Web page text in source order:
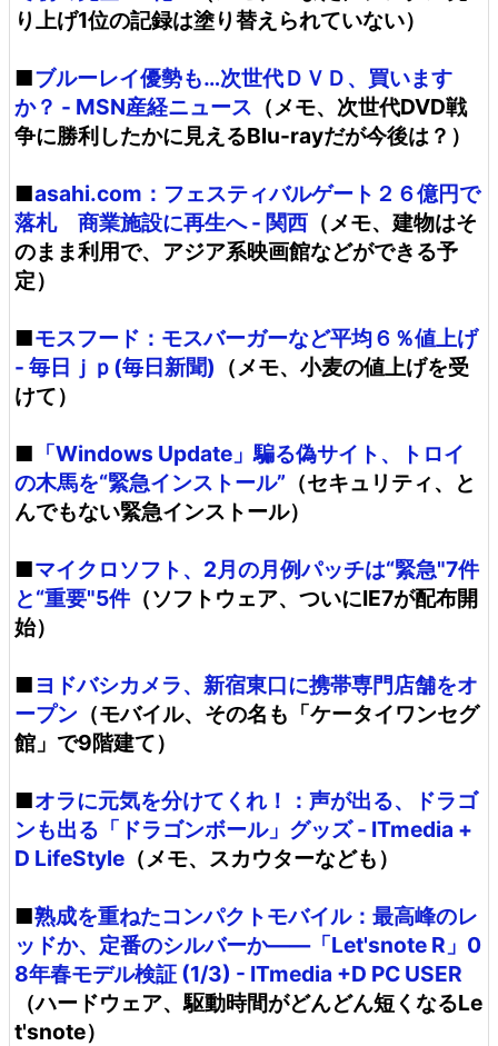
り上げ1位の記録は塗り替えられていない）
■ブルーレイ優勢も…次世代ＤＶＤ、買います
か？ - MSN産経ニュース （メモ、次世代DVD戦
争に勝利したかに見えるBlu-rayだが今後は？）
■asahi.com：フェスティバルゲート２６億円で
落札 商業施設に再生へ - 関西 （メモ、建物はそ
のまま利用で、アジア系映画館などができる予
定）
■モスフード：モスバーガーなど平均６％値上げ
- 毎日ｊｐ(毎日新聞) （メモ、小麦の値上げを受
けて）
■ 「Windows Update」騙る偽サイト、トロイ
の木馬を“緊急インストール” （セキュリティ、と
んでもない緊急インストール）
■マイクロソフト、2月の月例パッチは“緊急"7件
と“重要"5件（ソフトウェア、ついにIE7が配布開
始）
■ヨドバシカメラ、新宿東口に携帯専門店舗をオ
ープン （モバイル、その名も「ケータイワンセグ
館」で9階建て）
■オラに元気を分けてくれ！：声が出る、ドラゴ
ンも出る「ドラゴンボール」グッズ - ITmedia +
D LifeStyle （メモ、スカウターなども）
■熟成を重ねたコンパクトモバイル：最高峰のレ
ッドか、定番のシルバーか――「Let'snote R」0
8年春モデル検証 (1/3) - ITmedia +D PC USER
（ハードウェア、駆動時間がどんどん短くなるLe
t'snote）